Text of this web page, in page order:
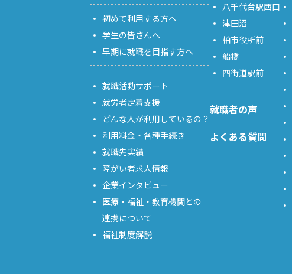
初めて利用する方へ
学生の皆さんへ
早期に就職を目指す方へ
就職活動サポート
就労者定着支援
どんな人が利用しているの？
利用料金・各種手続き
就職先実績
障がい者求人情報
企業インタビュー
医療・福祉・教育機関との
連携について
福祉制度解説
八千代台駅西口
津田沼
柏市役所前
船橋
四街道駅前
就職者の声
よくある質問